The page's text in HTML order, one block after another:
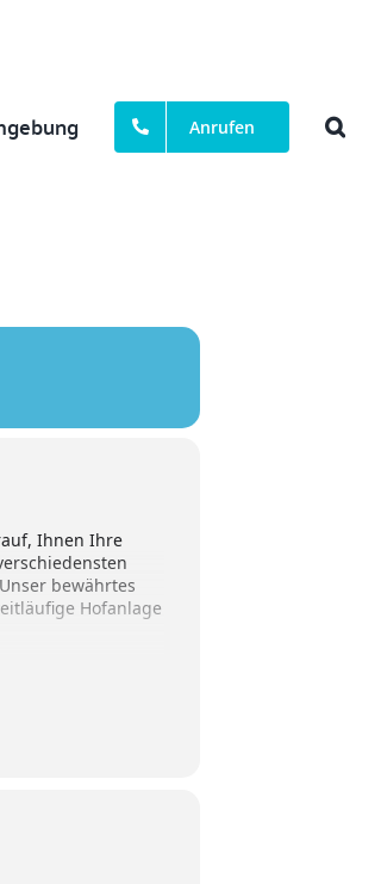
Anrufen
Ihnen Ihre
bewährtes
Hofanlage